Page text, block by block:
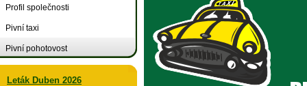
Profil společnosti
Pivní taxi
Pivní pohotovost
Leták Duben 2026